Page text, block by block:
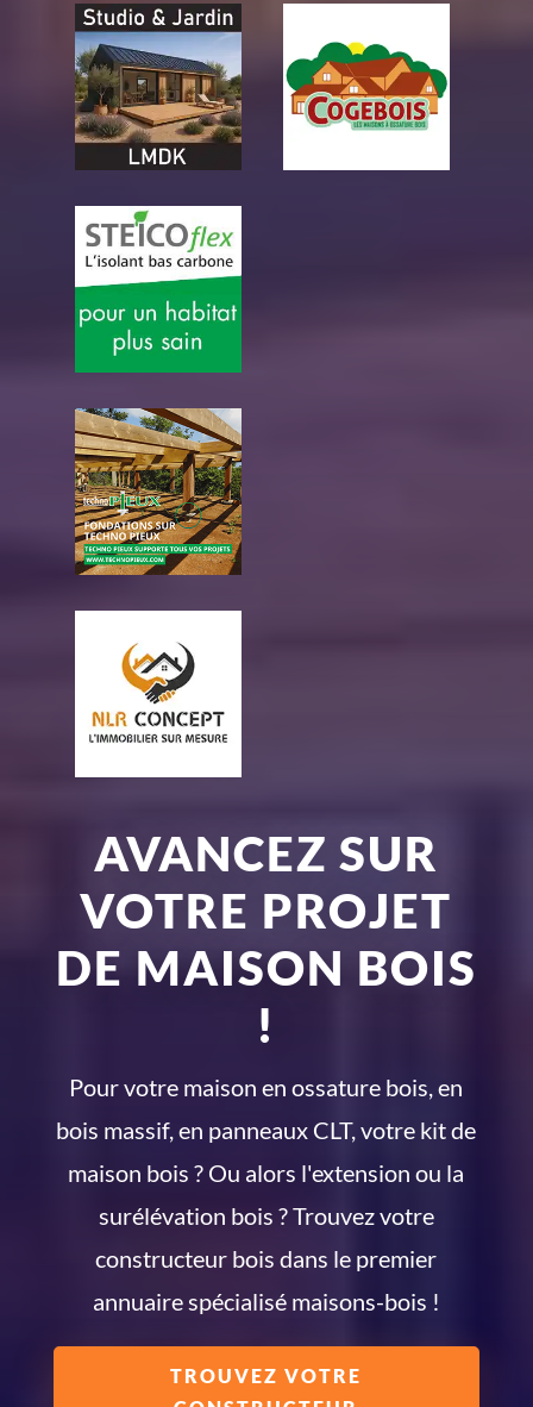
AVANCEZ SUR
VOTRE PROJET
DE MAISON BOIS
!
Pour votre maison en ossature bois, en
bois massif, en panneaux CLT, votre kit de
maison bois ? Ou alors l'extension ou la
surélévation bois ? Trouvez votre
constructeur bois dans le premier
annuaire spécialisé maisons-bois !
TROUVEZ VOTRE